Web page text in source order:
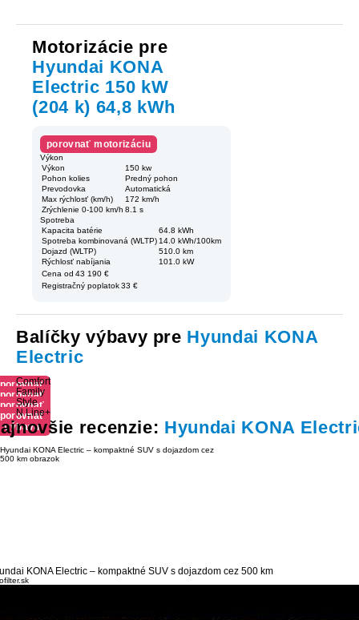
Motorizácie pre
Hyundai KONA
Electric 150 kW
(204 k) 64,8 kWh
porovnať motorizáciu
Výkon
Výkon
150 kw
Pohon kolies
Predný pohon
Prevodovka
Automatická
Max rýchlosť (km/h)
172 km/h
Zrýchlenie 0-100 km/h 8.1 s
Spotreba
Kapacita batérie
64.8 kWh
Spotreba kombinovaná (WLTP) 14.0 kWh/100km
Dojazd (WLTP)
510.0 km
Rýchlosť nabíjania
101.0 kW
Cena od 43 190 €
Registračný poplatok 33 €
Balíčky výbavy pre Hyundai KONA
Electric
porovnať
výbavu
Comfort
porovnať
výbavu
Family
porovnať
výbavu
Style
porovnať
výbavu
N Line+
recenzie: Hyundai KONA
KONA Electric – kompaktné SUV s dojazdom cez 500 km